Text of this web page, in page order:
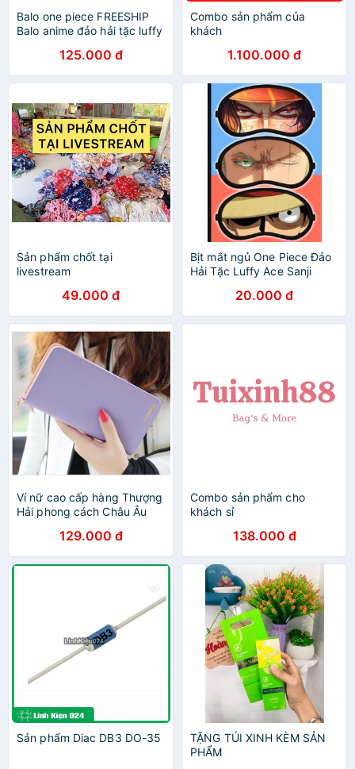
Balo one piece FREESHIP
Balo anime đảo hải tặc luffy
125.000 đ
Combo sản phẩm của
khách
1.100.000 đ
Sản phẩm chốt tại
livestream
49.000 đ
Bịt mắt ngủ One Piece Đảo
Hải Tặc Luffy Ace Sanji
20.000 đ
Ví nữ cao cấp hàng Thượng
Hải phong cách Châu Âu
129.000 đ
Combo sản phẩm cho
khách sỉ
138.000 đ
Sản phẩm Diac DB3 DO-35
TẶNG TÚI XINH KÈM SẢN
PHẨM